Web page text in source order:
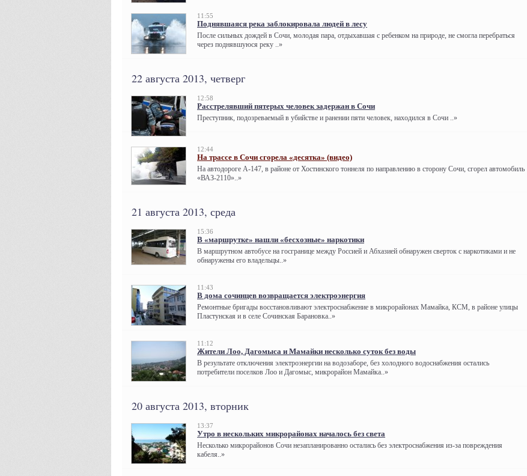
11:55
Поднявшаяся река заблокировала людей в лесу
После сильных дождей в Сочи, молодая пара, отдыхавшая с ребенком на природе, не смогла перебраться
через поднявшуюся реку ..»
22 августа 2013, четверг
12:58
Расстрелявший пятерых человек задержан в Сочи
Преступник, подозреваемый в убийстве и ранении пяти человек, находился в Сочи ..»
12:44
На трассе в Сочи сгорела «десятка» (видео)
На автодороге А-147, в районе от Хостинского тоннеля по направлению в сторону Сочи, сгорел автомобиль
«ВАЗ-2110»..»
21 августа 2013, среда
15:36
В «маршрутке» нашли «бесхозные» наркотики
В маршрутном автобусе на госгранице между Россией и Абхазией обнаружен сверток с наркотиками и не
обнаружены его владельцы..»
11:43
В дома сочинцев возвращается электроэнергия
Ремонтные бригады восстановливают электроснабжение в микрорайонах Мамайка, КСМ, в районе улицы
Пластунская и в селе Сочинская Барановка..»
11:12
Жители Лоо, Дагомыса и Мамайки несколько суток без воды
В результате отключения электроэнергии на водозаборе, без холодного водоснабжения остались
потребители поселков Лоо и Дагомыс, микрорайон Мамайка..»
20 августа 2013, вторник
13:37
Утро в нескольких микрорайонах началось без света
Несколько микрорайонов Сочи незапланированно остались без электроснабжения из-за повреждения
кабеля..»